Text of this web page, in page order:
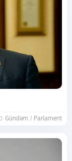
Gündəm / Parlament